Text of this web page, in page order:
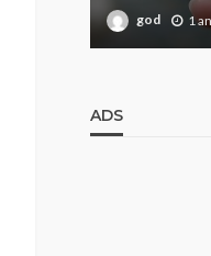
god 1
ADS